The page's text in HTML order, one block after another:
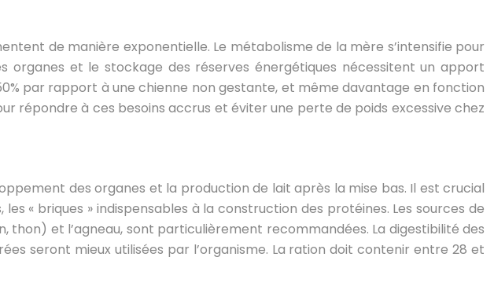
de manière exponentielle. Le métabolisme de la mère s’intensifie pour
et le stockage des réserves énergétiques nécessitent un apport
par rapport à une chienne non gestante, et même davantage en fonction
répondre à ces besoins accrus et éviter une perte de poids excessive chez
des organes et la production de lait après la mise bas. Il est crucial
« briques » indispensables à la construction des protéines. Les sources de
et l’agneau, sont particulièrement recommandées. La digestibilité des
seront mieux utilisées par l’organisme. La ration doit contenir entre 28 et